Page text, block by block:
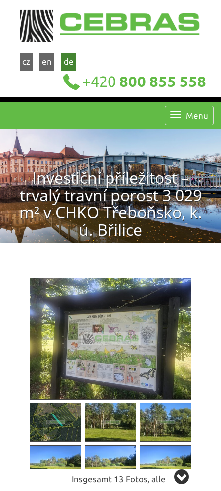
cz en de
+420 800 855 558
Menu
Investiční příležitost –
trvalý travní porost 3 029
m² v CHKO Třeboňsko, k.
ú. Břilice
Insgesamt 13 Fotos, alle